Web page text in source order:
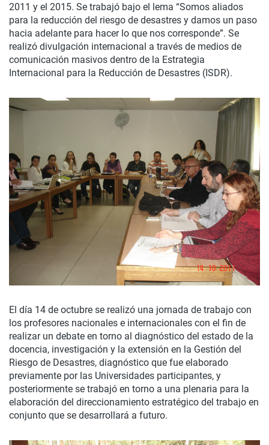
2011 y el 2015. Se trabajó bajo el lema “Somos aliados
para la reducción del riesgo de desastres y damos un paso
hacia adelante para hacer lo que nos corresponde”. Se
realizó divulgación internacional a través de medios de
comunicación masivos dentro de la Estrategia
Internacional para la Reducción de Desastres (ISDR).
El día 14 de octubre se realizó una jornada de trabajo con
los profesores nacionales e internacionales con el fin de
realizar un debate en torno al diagnóstico del estado de la
docencia, investigación y la extensión en la Gestión del
Riesgo de Desastres, diagnóstico que fue elaborado
previamente por las Universidades participantes, y
posteriormente se trabajó en torno a una plenaria para la
elaboración del direccionamiento estratégico del trabajo en
conjunto que se desarrollará a futuro.